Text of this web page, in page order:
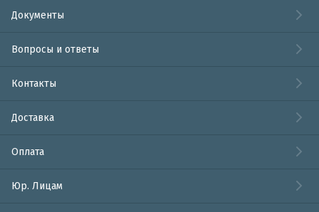
Документы
Вопросы и ответы
Контакты
Доставка
Оплата
Юр. Лицам